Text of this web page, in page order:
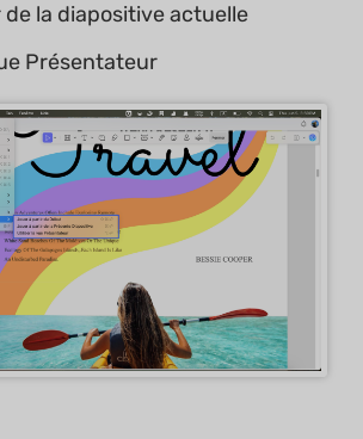
de la diapositive actuelle
Présentateur